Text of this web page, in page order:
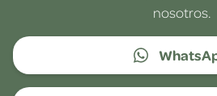
nosotros.